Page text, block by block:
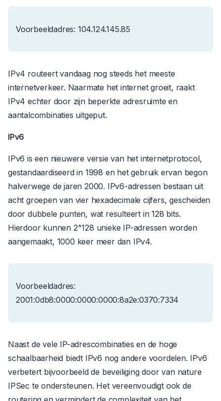
Voorbeeldadres: 104.124.145.85
IPv4 routeert vandaag nog steeds het meeste
internetverkeer. Naarmate het internet groeit, raakt
IPv4 echter door zijn beperkte adresruimte en
aantalcombinaties uitgeput.
IPv6
IPv6 is een nieuwere versie van het internetprotocol,
gestandaardiseerd in 1998 en het gebruik ervan begon
halverwege de jaren 2000. IPv6-adressen bestaan uit
acht groepen van vier hexadecimale cijfers, gescheiden
door dubbele punten, wat resulteert in 128 bits.
Hierdoor kunnen 2^128 unieke IP-adressen worden
aangemaakt, 1000 keer meer dan IPv4.
Voorbeeldadres:
2001:0db8:0000:0000:0000:8a2e:0370:7334
Naast de vele IP-adrescombinaties en de hoge
schaalbaarheid biedt IPv6 nog andere voordelen. IPv6
verbetert bijvoorbeeld de beveiliging door van nature
IPSec te ondersteunen. Het vereenvoudigt ook de